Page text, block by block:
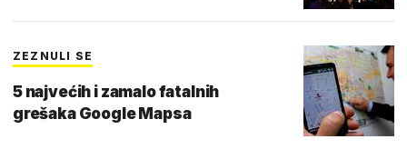
ZEZNULI SE
5 najvećih i zamalo fatalnih
grešaka Google Mapsa